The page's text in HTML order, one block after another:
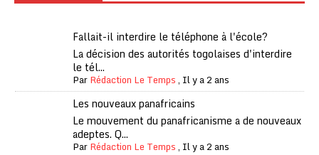
Fallait-il interdire le téléphone à l'école?
La décision des autorités togolaises d'interdire
le tél...
ParRédaction Le Temps, Il y a 2 ans
Les nouveaux panafricains
Le mouvement du panafricanisme a de nouveaux
adeptes. Q...
ParRédaction Le Temps, Il y a 2 ans